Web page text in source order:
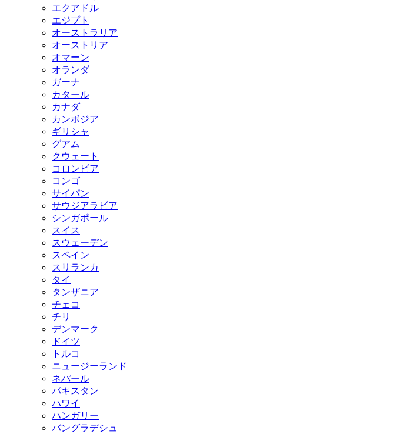
エクアドル
エジプト
オーストラリア
オーストリア
オマーン
オランダ
ガーナ
カタール
カナダ
カンボジア
ギリシャ
グアム
クウェート
コロンビア
コンゴ
サイパン
サウジアラビア
シンガポール
スイス
スウェーデン
スペイン
スリランカ
タイ
タンザニア
チェコ
チリ
デンマーク
ドイツ
トルコ
ニュージーランド
ネパール
パキスタン
ハワイ
ハンガリー
バングラデシュ